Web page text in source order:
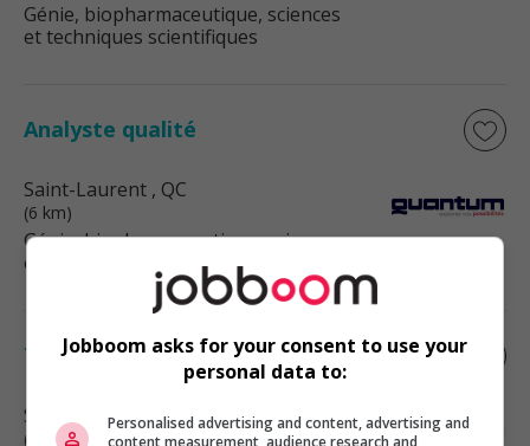
Génie, biopharmaceutique, sciences
et techniques scientifiques
Analyste qualité
Saint-Laurent , QC
(6 km)
Génie, biopharmaceutique, sciences
et techniques scientifiques
Technicien en essais / test technician
Saint-Laurent, QC
(6 km)
Jobboom asks for your consent to use your
personal data to:
Personalised advertising and content, advertising and
content measurement, audience research and